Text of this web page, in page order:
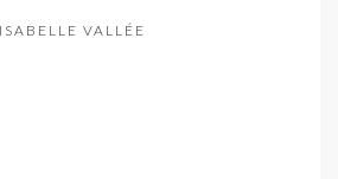
ISABELLE VALLÉE